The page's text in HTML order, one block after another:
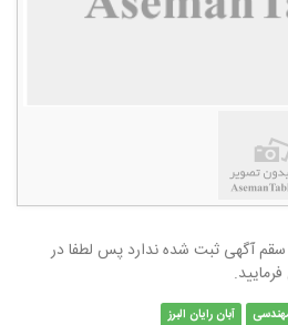
آگهی ثبت شده ندارد پس لطفا در
آبان رایان البرز